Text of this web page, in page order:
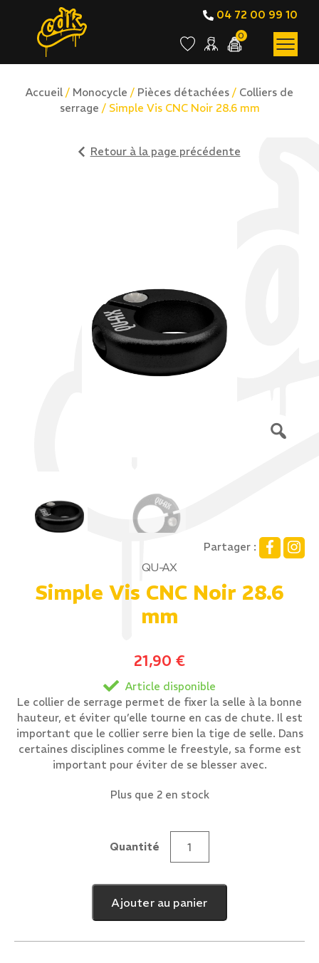
04 72 00 99 10
0
Accueil / Monocycle / Pièces détachées / Colliers de
serrage / Simple Vis CNC Noir 28.6 mm
Retour à la page précédente
Partager :
QU-AX
Simple Vis CNC Noir 28.6
mm
21,90 €
Article disponible
Le collier de serrage permet de fixer la selle à la bonne
hauteur, et éviter qu’elle tourne en cas de chute. Il est
important que le collier serre bien la tige de selle. Dans
certaines disciplines comme le freestyle, sa forme est
important pour éviter de se blesser avec.
Plus que 2 en stock
Quantitéquantité
Simple
Vis
CNC
Noir
Ajouter au panier